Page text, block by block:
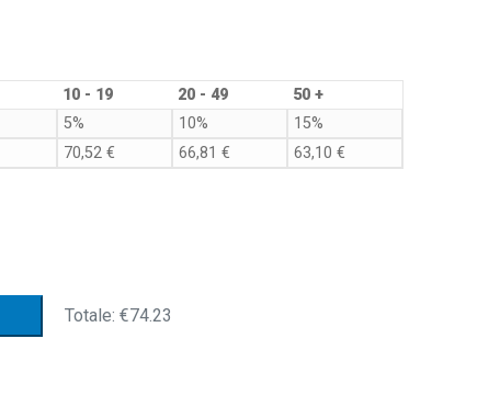
10 - 19 20 - 49
50 +
5% 10%
15%
70,52€ 66,81€ 63,10€
Totale:€74.23